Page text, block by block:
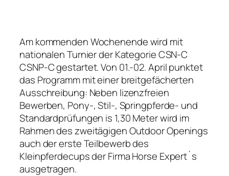
Am kommenden Wochenende wird mit
nationalen Turnier der Kategorie CSN-C
CSNP-C gestartet. Von 01.-02. April punktet
das Programm mit einer breitgefächerten
Ausschreibung: Neben lizenzfreien
Bewerben, Pony-, Stil-, Springpferde- und
Standardprüfungen is 1,30 Meter wird im
Rahmen des zweitägigen Outdoor Openings
auch der erste Teilbewerb des
Kleinpferdecups der Firma Horse Expert´s
ausgetragen.